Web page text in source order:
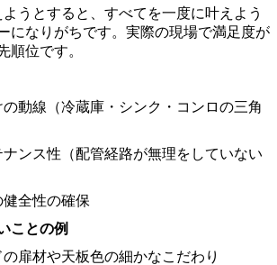
うとすると、すべてを一度に叶えよう
になりがちです。実際の現場で満足度が
順位です。
動線（冷蔵庫・シンク・コンロの三角
ンス性（配管経路が無理をしていない
全性の確保
ことの例
扉材や天板色の細かなこだわり